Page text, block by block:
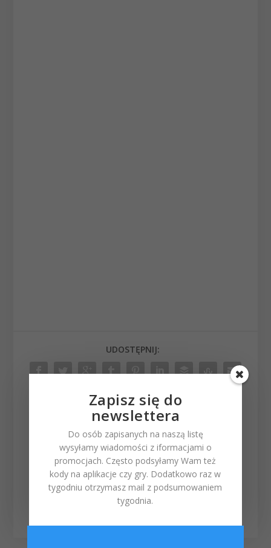
UDOSTĘPNIJ:
Powiązane tagi z tym
wpisem:
imac|iOS 8| ipad|iphone|
macbook|OS X Yosemite|
wysyłanie SMS
Zapisz się do
newslettera
Do osób zapisanych na naszą listę
wysyłamy wiadomości z iformacjami o
promocjach. Często podsyłamy Wam też
kody na aplikacje czy gry. Dodatkowo raz w
tygodniu otrzymasz mail z podsumowaniem
tygodnia.